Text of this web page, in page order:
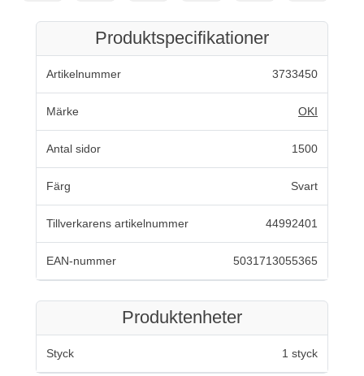
Produktspecifikationer
Artikelnummer 3733450
Märke OKI
Antal sidor 1500
Färg Svart
Tillverkarens artikelnummer 44992401
EAN-nummer 5031713055365
Produktenheter
Styck 1 styck